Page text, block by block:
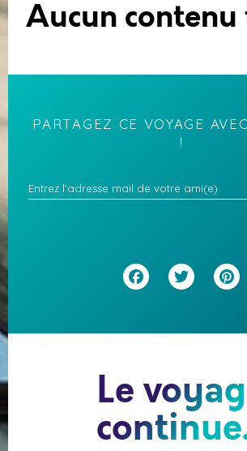
Aucun
PARTAGEZ CE VOYAGE
!
Le